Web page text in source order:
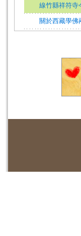
線竹縣祥符寺
關於西藏學佛